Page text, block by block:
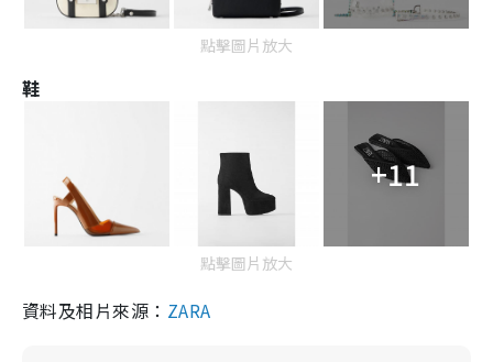
點擊圖片放大
鞋
+11
點擊圖片放大
資料及相片來源： ZARA